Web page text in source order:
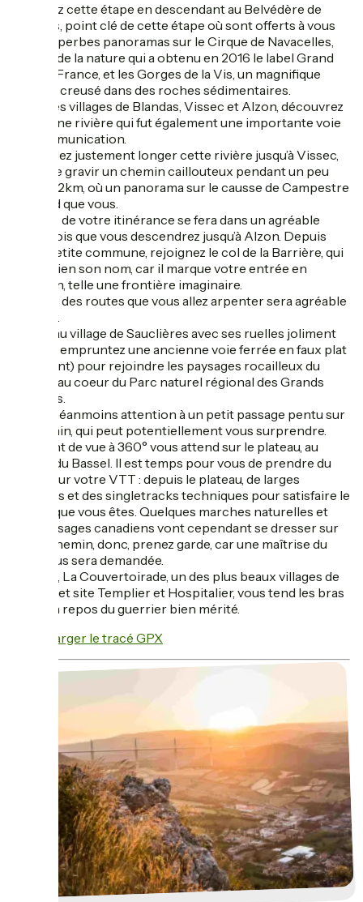
Débutez cette étape en descendant au Belvédère de
Blandas, point clé de cette étape où sont offerts à vous
trois superbes panoramas sur le Cirque de Navacelles,
beauté de la nature qui a obtenu en 2016 le label Grand
Site de France, et les Gorges de la Vis, un magnifique
canyon creusé dans des roches sédimentaires.
Entre les villages de Blandas, Vissec et Alzon, découvrez
la Vis, une rivière qui fut également une importante voie
de communication.
Vous allez justement longer cette rivière jusqu’à Vissec,
avant de gravir un chemin caillouteux pendant un peu
plus de 2km, où un panorama sur le causse de Campestre
n’attend que vous.
La suite de votre itinérance se fera dans un agréable
sous-bois que vous descendrez jusqu’à Alzon. Depuis
cette petite commune, rejoignez le col de la Barrière, qui
porte bien son nom, car il marque votre entrée en
Aveyron, telle une frontière imaginaire.
La suite des routes que vous allez arpenter sera agréable
à rouler.
Arrivé au village de Sauclières avec ses ruelles joliment
pavées, empruntez une ancienne voie ferrée en faux plat
(montant) pour rejoindre les paysages rocailleux du
Larzac, au coeur du Parc naturel régional des Grands
Causses.
Faites néanmoins attention à un petit passage pentu sur
le chemin, qui peut potentiellement vous surprendre.
Un point de vue à 360° vous attend sur le plateau, au
Puech du Bassel. Il est temps pour vous de prendre du
plaisir sur votre VTT : depuis le plateau, de larges
chemins et des singletracks techniques pour satisfaire le
vttiste que vous êtes. Quelques marches naturelles et
des passages canadiens vont cependant se dresser sur
votre chemin, donc, prenez garde, car une maîtrise du
vélo vous sera demandée.
Et enfin, La Couvertoirade, un des plus beaux villages de
France et site Templier et Hospitalier, vous tend les bras
pour un repos du guerrier bien mérité.
Télécharger le tracé GPX